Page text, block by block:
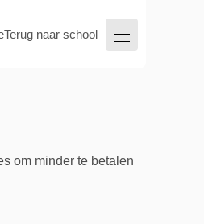
Terug naar school
om minder te betalen